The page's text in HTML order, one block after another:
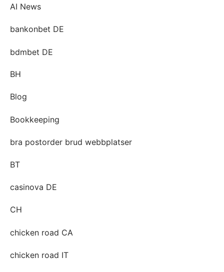
AI News
bankonbet DE
bdmbet DE
BH
Blog
Bookkeeping
bra postorder brud webbplatser
BT
casinova DE
CH
chicken road CA
chicken road IT